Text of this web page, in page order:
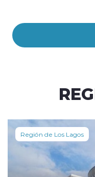
Región de Los Lagos